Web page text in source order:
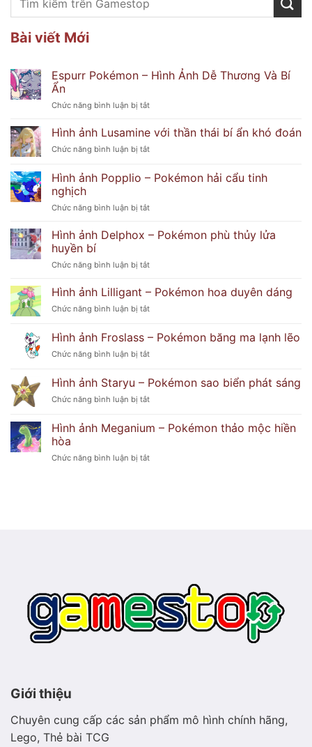
Bài viết Mới
Espurr Pokémon – Hình Ảnh Dễ Thương Và Bí
Ẩn
Chức năng bình luận bị tắtở
Pokémon
Hình
Dễ
Bí
Hình ảnh Lusamine với thần thái bí ẩn khó đoán
Chức năng bình luận bị tắtở
ảnh
Lusamine
thần
đoán
Hình ảnh Popplio – Pokémon hải cẩu tinh
nghịch
Chức năng bình luận bị tắtở
ảnh
Popplio
Pokémon
cẩu
nghịch
Hình ảnh Delphox – Pokémon phù thủy lửa
huyền bí
Chức năng bình luận bị tắtở
ảnh
Delphox
–
phù
lửa
bí
Hình ảnh Lilligant – Pokémon hoa duyên dáng
Chức năng bình luận bị tắtở
ảnh
Lilligant
–
hoa
dáng
Hình ảnh Froslass – Pokémon băng ma lạnh lẽo
Chức năng bình luận bị tắtở
ảnh
Froslass
–
băng
lẽo
Hình ảnh Staryu – Pokémon sao biển phát sáng
Chức năng bình luận bị tắtở
Staryu
Pokémon
Hình ảnh Meganium – Pokémon thảo mộc hiền
hòa
Chức năng bình luận bị tắtở
Giới thiệu
Chuyên cung cấp các sản phẩm mô hình chính hãng,
Lego, Thẻ bài TCG